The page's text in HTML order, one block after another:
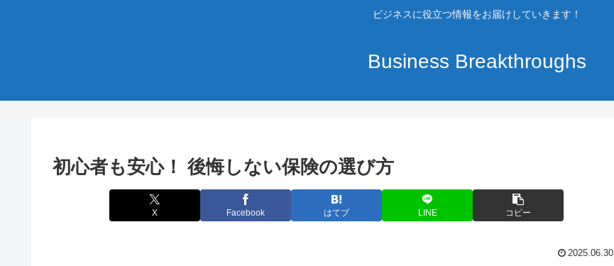
ビジネスに役立つ情報をお届けしていきます！
Business Breakthroughs
初心者も安心！ 後悔しない保険の選び方
X Facebook はてブ LINE コピー
2025.06.30